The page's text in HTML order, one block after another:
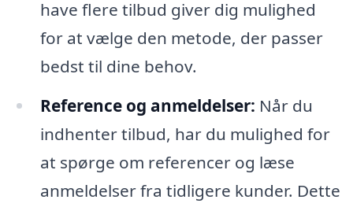
have flere tilbud giver dig mulighed
for at vælge den metode, der passer
bedst til dine behov.
Reference og anmeldelser: Når du
indhenter tilbud, har du mulighed for
at spørge om referencer og læse
anmeldelser fra tidligere kunder. Dette